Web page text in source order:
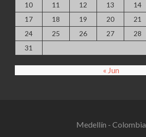
10
11 12 13 14
17
18 19 20 21
24
25 26 27 28
31
« Jun
Medellín - Colombia